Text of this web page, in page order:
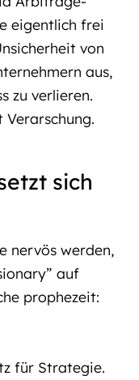
eigentlich frei
von
aus,
zu verlieren.
Verarschung.
sich
nervös werden,
auf
prophezeit:
für Strategie.